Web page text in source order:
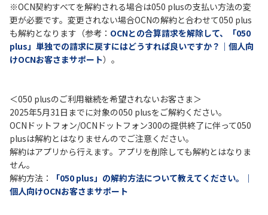
※OCN契約すべてを解約される場合は050 plusの支払い方法の変
更が必要です。変更されない場合OCNの解約と合わせて050 plus
も解約となります（参考： OCNとの合算請求を解除して、「050
plus」単独での請求に戻すにはどうすれば良いですか？｜個人向
けOCNお客さまサポート）。
＜050 plusのご利用継続を希望されないお客さま＞
2025年5月31日までに対象の050 plusをご解約ください。
OCNドットフォン/OCNドットフォン300の提供終了に伴って050
plusは解約とはなりませんのでご注意ください。
解約はアプリから行えます。アプリを削除しても解約とはなりま
せん。
解約方法：
「050 plus」の解約方法について教えてください。｜
個人向けOCNお客さまサポート